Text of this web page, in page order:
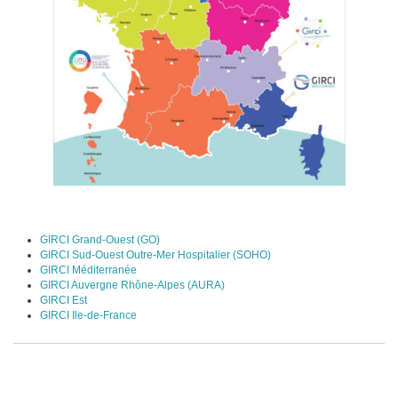
GIRCI Grand-Ouest (GO)
GIRCI Sud-Ouest Outre-Mer Hospitalier (SOHO)
GIRCI Méditerranée
GIRCI Auvergne Rhône-Alpes (AURA)
GIRCI Est
GIRCI Ile-de-France